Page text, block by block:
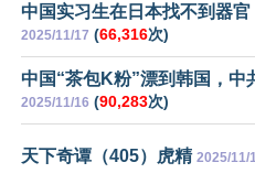
中国实习生在日本找不到器
2025/11/17 (66,316次)
中国“茶包K粉”漂到韩国，中
2025/11/16 (90,283次)
天下奇谭（405）虎精 2025/11/